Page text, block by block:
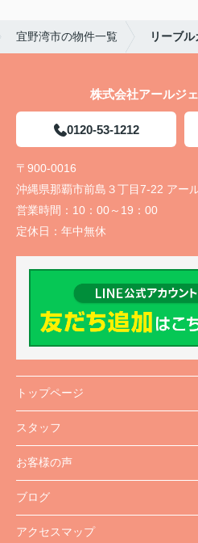
宜野湾市の物件一覧 リーブ
株式会社アールジ
0120-53-1212
〒900-0016
沖縄県那覇市前島３丁目7-22 アー
営業時間： 10：00～19：00
定休日： 年中無休
トップページ
スタッフ
お客様の声
ブログ
アクセスマップ